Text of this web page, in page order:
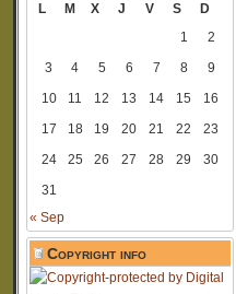
L
M X J V S
D
1
2
3
4 5 6 7 8
9
10
11 12 13 14 15
16
17
18 19 20 21 22
23
24
25 26 27 28 29
30
31
« Sep
Copyright info